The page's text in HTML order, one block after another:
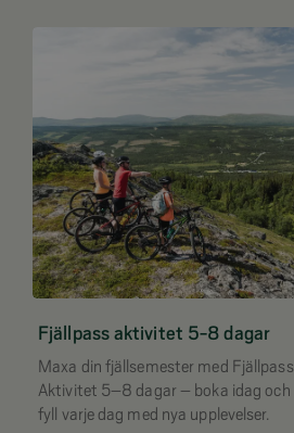
Fjällpass aktivitet 5-8 dagar
Maxa din fjällsemester med Fjällpass
Aktivitet 5–8 dagar – boka idag och
fyll varje dag med nya upplevelser.